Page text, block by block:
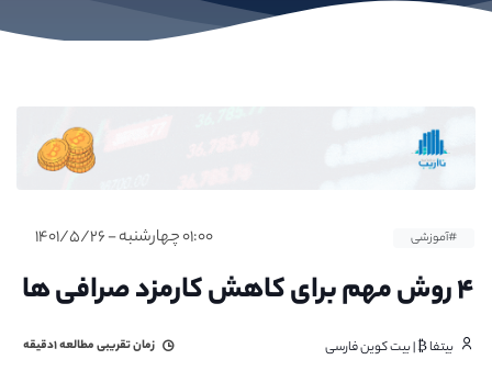
#آموزشی ۰۱:۰۰ چهارشنبه - ۱۴۰۱/۵/۲۶
۴ روش مهم برای کاهش کارمزد صرافی ها
بیتفا ₿ | بیت کوین فارسی زمان تقریبی مطالعه۱دقیقه